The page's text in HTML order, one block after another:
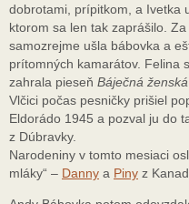
dobrotami, prípitkom, a Ivetka
ktorom sa len tak zaprášilo.
samozrejme ušla bábovka a
prítomných kamarátov. Felina
zahrala pieseň Báječná ženská
Vlčici počas pesničky prišiel
Eldorádo 1945 a pozval ju do
z Dúbravky.
Narodeniny v tomto mesiaci
mláky“ – Danny a Piny z